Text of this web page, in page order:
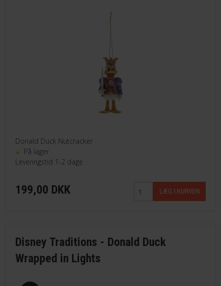
Donald Duck Nutcracker
På lager
Leveringstid 1-2 dage
199,00 DKK
Disney Traditions - Donald Duck
Wrapped in Lights